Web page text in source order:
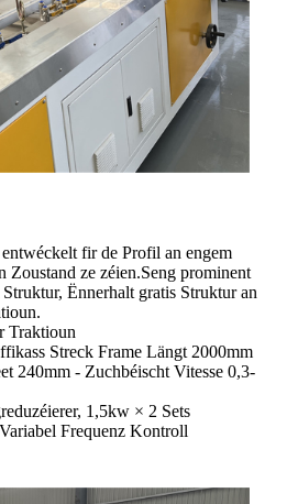
fir de Profil an engem
Zoustand ze zéien.Seng prominent
Ënnerhalt gratis Struktur an
Traktioun
Streck Frame Längt 2000mm
240mm - Zuchbéischt Vitesse 0,3-
1,5kw × 2 Sets
Frequenz Kontroll